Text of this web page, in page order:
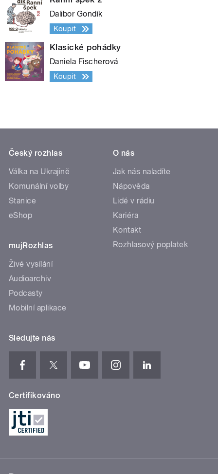
Dalibor Gondík
Koupit
Klasické pohádky
Daniela Fischerová
Koupit
Český rozhlas
Válka na Ukrajině
Komunální volby
Stanice
eShop
mujRozhlas
Živé vysílání
Audioarchiv
Podcasty
Mobilní aplikace
O nás
Jak nás naladíte
Nápověda
Lidé v rádiu
Kariéra
Kontakt
Rozhlasový poplatek
Sledujte nás
Certifikováno